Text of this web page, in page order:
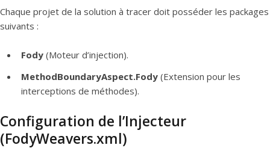
Chaque projet de la solution à tracer doit posséder les packages
suivants :
Fody (Moteur d’injection).
MethodBoundaryAspect.Fody (Extension pour les
interceptions de méthodes).
Configuration de l’Injecteur
(FodyWeavers.xml)